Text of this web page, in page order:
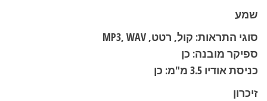
שמע
סוגי התראות: קול, רטט, MP3, WAV
ספיקר מובנה: כן
כניסת אודיו 3.5 מ"מ: כן
זיכרון